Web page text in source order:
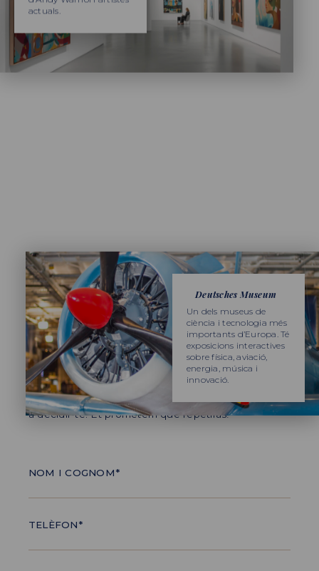
actuals.
Deutsches Museum
Un dels museus de
ciència i tecnologia més
importants d’Europa. Té
exposicions interactives
sobre física, aviació,
energia, música i
innovació.
PER A MÉS INFORMACIÓ
A l’equip de Promoviatges ens apassiona la
nostra feina.
Si estàs pensant en viatjar i tens dubtes t’ajudarem
a decidir-te. Et prometem que repetiràs!
NOM I COGNOM*
TELÈFON*